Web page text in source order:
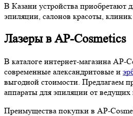
В Казани устройства приобретают
эпиляции, салонов красоты, клиник
Лазеры в AP-Cosmetics
В каталоге интернет-магазина AP-
современные александритовые и
выгодной стоимости. Предлагаем
аппараты для эпиляции от
Преимущества покупки в AP-